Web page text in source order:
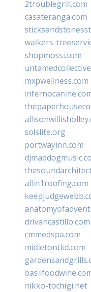
2troublegrill.com
casateranga.com
walkers-
shopmossi.com
mxpwellness.com
solslite.org
portwayinn.com
allin1roofing.com
drivancastillo.com
cmmedspa.com
midletontkd.com
nikko-tochigi.net